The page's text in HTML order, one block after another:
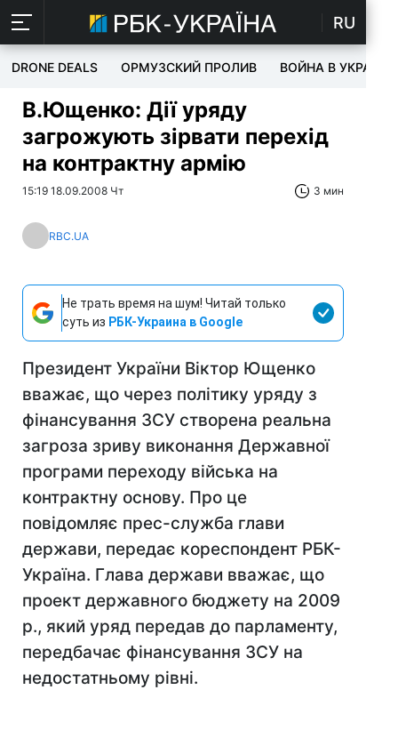
RU
DRONE DEALS ОРМУЗСКИЙ ПРОЛИВ ВОЙНА В УКРАИНЕ
В.Ющенко: Дії уряду
загрожують зірвати перехід
на контрактну армію
15:19 18.09.2008 Чт 3 мин
RBC.UA
Не трать время на шум! Читай только
суть из РБК-Украина в Google
Президент України Віктор Ющенко
вважає, що через політику уряду з
фінансування ЗСУ створена реальна
загроза зриву виконання Державної
програми переходу війська на
контрактну основу. Про це
повідомляє прес-служба глави
держави, передає кореспондент РБК-
Україна. Глава держави вважає, що
проект державного бюджету на 2009
р., який уряд передав до парламенту,
передбачає фінансування ЗСУ на
недостатньому рівні.